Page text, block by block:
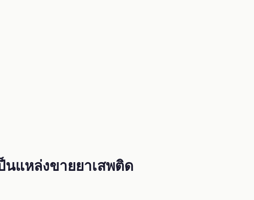
นแหล่งขายยาเสพติด